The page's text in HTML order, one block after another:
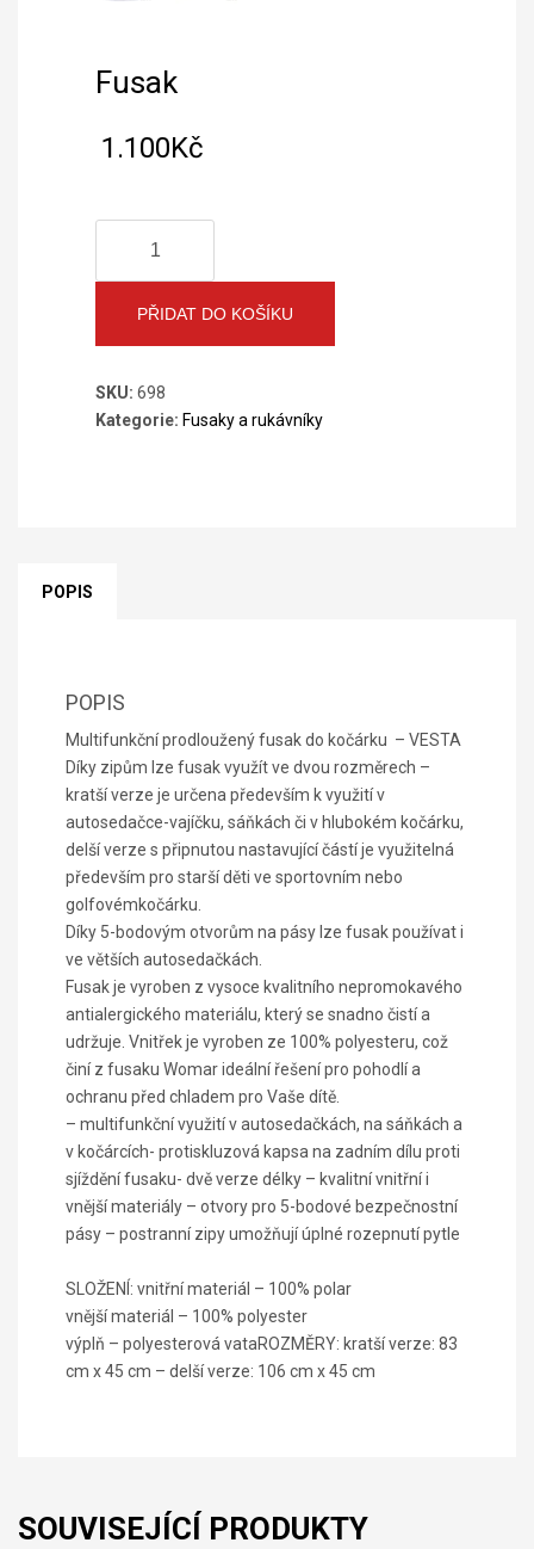
Fusak
1.100Kč
množství
PŘIDAT DO KOŠÍKU
SKU: 698
Kategorie: Fusaky a rukávníky
POPIS
POPIS
Multifunkční prodloužený fusak do kočárku – VESTA
Díky zipům lze fusak využít ve dvou rozměrech –
kratší verze je určena především k využití v
autosedačce-vajíčku, sáňkách či v hlubokém kočárku,
delší verze s připnutou nastavující částí je využitelná
především pro starší děti ve sportovním nebo
golfovémkočárku.
Díky 5-bodovým otvorům na pásy lze fusak používat i
ve větších autosedačkách.
Fusak je vyroben z vysoce kvalitního nepromokavého
antialergického materiálu, který se snadno čistí a
udržuje. Vnitřek je vyroben ze 100% polyesteru, což
činí z fusaku Womar ideální řešení pro pohodlí a
ochranu před chladem pro Vaše dítě.
– multifunkční využití v autosedačkách, na sáňkách a
v kočárcích- protiskluzová kapsa na zadním dílu proti
sjíždění fusaku- dvě verze délky – kvalitní vnitřní i
vnější materiály – otvory pro 5-bodové bezpečnostní
pásy – postranní zipy umožňují úplné rozepnutí pytle
SLOŽENÍ: vnitřní materiál – 100% polar
vnější materiál – 100% polyester
výplň – polyesterová vataROZMĚRY: kratší verze: 83
cm x 45 cm – delší verze: 106 cm x 45 cm
SOUVISEJÍCÍ PRODUKTY